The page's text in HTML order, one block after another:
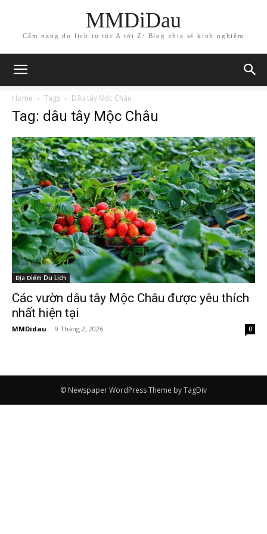
MMDiDau
Cẩm nang du lịch tự túc A tới Z: Blog chia sẻ kinh nghiệm
Home Tags Dâu tây Mộc Châu
Tag: dâu tây Mộc Châu
Địa Điểm Du Lịch
Các vườn dâu tây Mộc Châu được yêu thích
nhất hiện tại
MMDidau - 9 Tháng 2, 2026 0
© Newspaper WordPress Theme by TagDiv